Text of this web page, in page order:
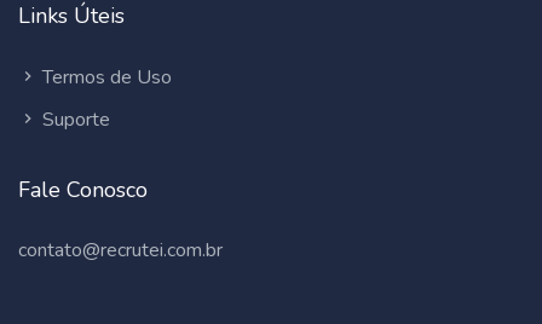
Links Úteis
Termos de Uso
Suporte
Fale Conosco
contato@recrutei.com.br